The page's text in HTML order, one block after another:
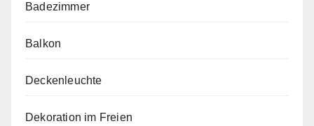
Badezimmer
Balkon
Deckenleuchte
Dekoration im Freien